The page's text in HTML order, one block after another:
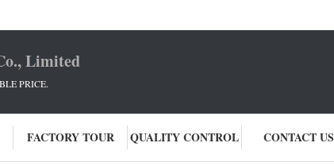
Limited
PRICE.
FACTORY TOUR QUALITY CONTROL CONTACT US